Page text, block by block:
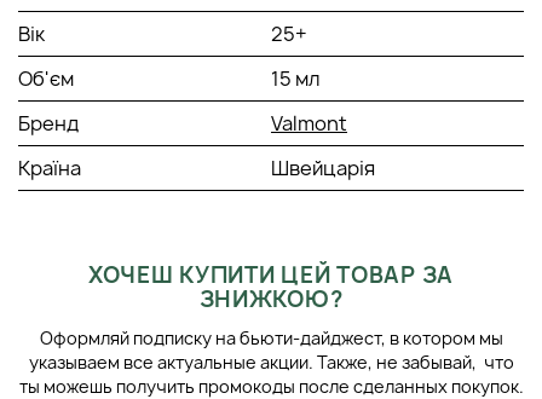
Вік
25+
Об'єм
15 мл
Бренд
Valmont
Країна
Швейцарія
ХОЧЕШ КУПИТИ ЦЕЙ ТОВАР ЗА
ЗНИЖКОЮ?
Оформляй подписку на бьюти-дайджест, в котором мы
указываем все актуальные акции. Также, не забывай, что
ты можешь получить промокоды после сделанных покупок.